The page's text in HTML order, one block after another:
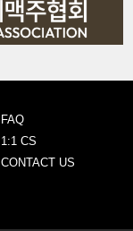
FAQ
1:1 CS
CONTACT US